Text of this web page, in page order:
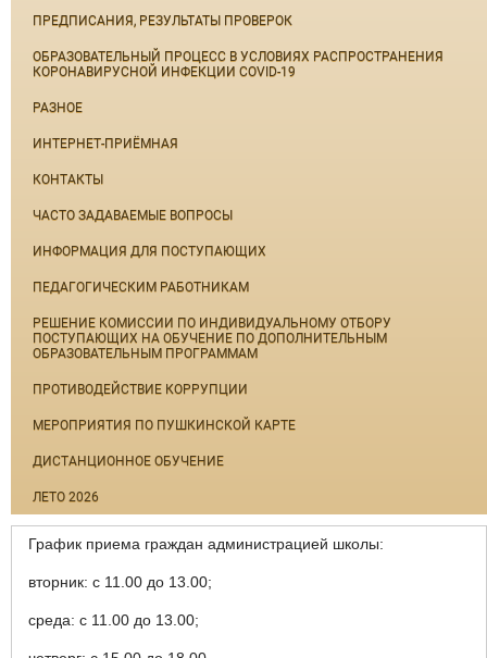
ПРЕДПИСАНИЯ, РЕЗУЛЬТАТЫ ПРОВЕРОК
ОБРАЗОВАТЕЛЬНЫЙ ПРОЦЕСС В УСЛОВИЯХ РАСПРОСТРАНЕНИЯ
КОРОНАВИРУСНОЙ ИНФЕКЦИИ COVID-19
РАЗНОЕ
ИНТЕРНЕТ-ПРИЁМНАЯ
КОНТАКТЫ
ЧАСТО ЗАДАВАЕМЫЕ ВОПРОСЫ
ИНФОРМАЦИЯ ДЛЯ ПОСТУПАЮЩИХ
ПЕДАГОГИЧЕСКИМ РАБОТНИКАМ
РЕШЕНИЕ КОМИССИИ ПО ИНДИВИДУАЛЬНОМУ ОТБОРУ
ПОСТУПАЮЩИХ НА ОБУЧЕНИЕ ПО ДОПОЛНИТЕЛЬНЫМ
ОБРАЗОВАТЕЛЬНЫМ ПРОГРАММАМ
ПРОТИВОДЕЙСТВИЕ КОРРУПЦИИ
МЕРОПРИЯТИЯ ПО ПУШКИНСКОЙ КАРТЕ
ДИСТАНЦИОННОЕ ОБУЧЕНИЕ
ЛЕТО 2026
График приема граждан администрацией школы:
вторник: с 11.00 до 13.00;
среда: с 11.00 до 13.00;